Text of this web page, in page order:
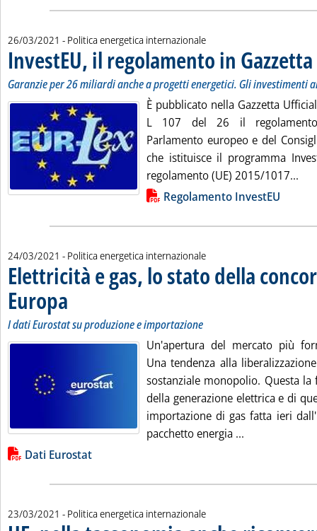
26/03/2021 - Politica energetica internazionale
InvestEU, il regolamento in Gazzetta
Garanzie per 26 miliardi anche a progetti energetici. Gli investimenti
È pubblicato nella Gazzetta
L 107 del 26 il
Parlamento europeo e del
che istituisce il programma
regolamento (UE) 2015/1017...
Lista allegati PDF alla notiziaRegolamento InvestEU
24/03/2021 - Politica energetica internazionale
Elettricità e gas, lo stato della
Europa . Sottotitolo: I dati Eurostat su produzione e importazione
. Pubblicata mercoledì 24 marzo 2021 alle 13.32.
I dati Eurostat su produzione e importazione
Un'apertura del mercato più
Una tendenza alla
sostanziale monopolio. Questa
della generazione elettrica e di
importazione di gas fatta ieri
pacchetto energia ...
Lista allegati PDF alla notizia
Dati Eurostat
23/03/2021 - Politica energetica internazionale